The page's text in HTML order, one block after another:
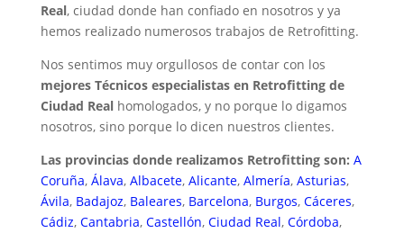
Real, ciudad donde han confiado en nosotros y ya
hemos realizado numerosos trabajos de Retrofitting.
Nos sentimos muy orgullosos de contar con los
mejores Técnicos especialistas en Retrofitting de
Ciudad Realhomologados, y no porque lo digamos
nosotros, sino porque lo dicen nuestros clientes.
Las provincias donde realizamos Retrofitting son: A
Coruña, Álava, Albacete, Alicante, Almería, Asturias,
Ávila, Badajoz, Baleares, Barcelona, Burgos, Cáceres,
Cádiz, Cantabria, Castellón, Ciudad Real, Córdoba,